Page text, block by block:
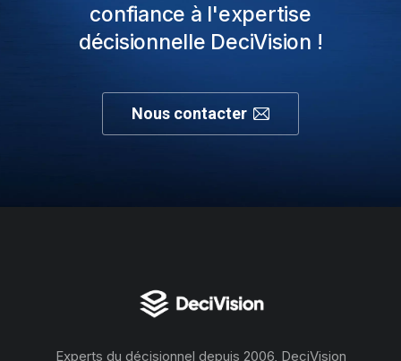
confiance à l'expertise
décisionnelle DeciVision !
Nous contacter
Experts du décisionnel depuis 2006, DeciVision